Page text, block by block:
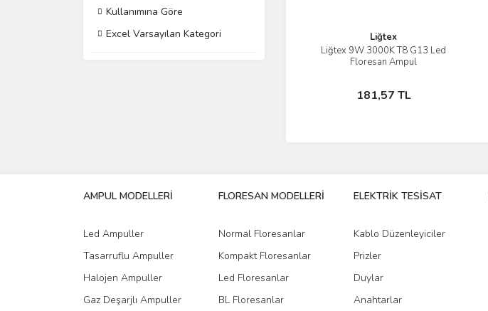
Kullanımına Göre
Excel Varsayılan Kategori
Liğtex
Liğtex 9W 3000K T8 G13 Led
Floresan Ampul
181,57 TL
İncele
Sepete Ekle
AMPUL MODELLERİ
Led Ampuller
Tasarruflu Ampuller
Halojen Ampuller
Gaz Deşarjlı Ampuller
FLORESAN MODELLERİ
Normal Floresanlar
Kompakt Floresanlar
Led Floresanlar
BL Floresanlar
ELEKTRİK TESİSAT
Kablo Düzenleyiciler
Prizler
Duylar
Anahtarlar